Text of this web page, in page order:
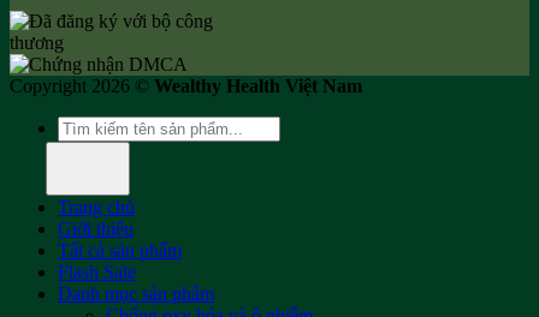
Copyright 2026 © Wealthy Health Việt Nam
Tìm
kiếm:
Trang chủ
Giới thiệu
Tất cả sản phẩm
Flash Sale
Danh mục sản phẩm